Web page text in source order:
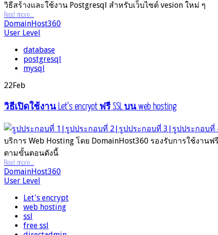
วิธีสร้างและใช้งาน Postgresql สำหรับเว็บไซต์ vesion ใหม่ ๆ
Read more...
DomainHost360
User Level
database
postgresql
mysql
22Feb
วิธีเปิดใช้งาน Let's encrypt ฟรี SSL บน web hosting
บริการ Web Hosting โดย DomainHost360 รองรับการใช้งาน
ตามขั้นตอนดังนี้
Read more...
DomainHost360
User Level
Let's encrypt
web hosting
ssl
free ssl